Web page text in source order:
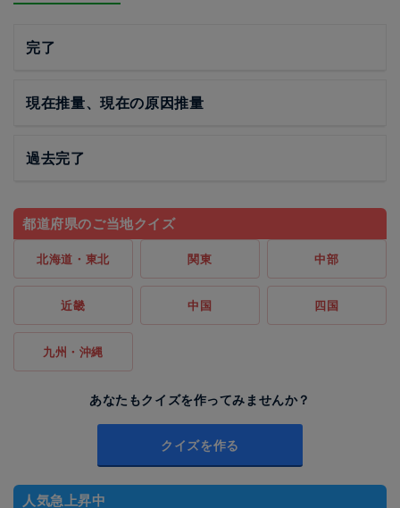
完了
現在推量、現在の原因推量
過去完了
都道府県のご当地クイズ
北海道・東北 関東 中部
近畿 中国 四国
九州・沖縄
あなたもクイズを作ってみませんか？
クイズを作る
人気急上昇中